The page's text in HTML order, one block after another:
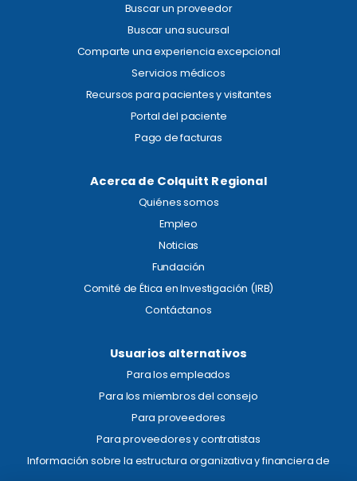
Buscar un proveedor
Buscar una sucursal
Comparte una experiencia excepcional
Servicios médicos
Recursos para pacientes y visitantes
Portal del paciente
Pago de facturas
Acerca de Colquitt Regional
Quiénes somos
Empleo
Noticias
Fundación
Comité de Ética en Investigación (IRB)
Contáctanos
Usuarios alternativos
Para los empleados
Para los miembros del consejo
Para proveedores
Para proveedores y contratistas
Información sobre la estructura organizativa y financiera de